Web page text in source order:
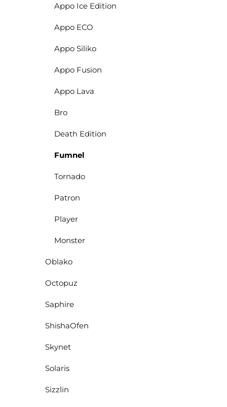
Appo Ice Edition
Appo ECO
Appo Siliko
Appo Fusion
Appo Lava
Bro
Death Edition
Fumnel
Tornado
Patron
Player
Monster
Oblako
Octopuz
Saphire
ShishaOfen
Skynet
Solaris
Sizzlin